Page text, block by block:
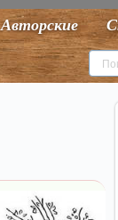
Авторские